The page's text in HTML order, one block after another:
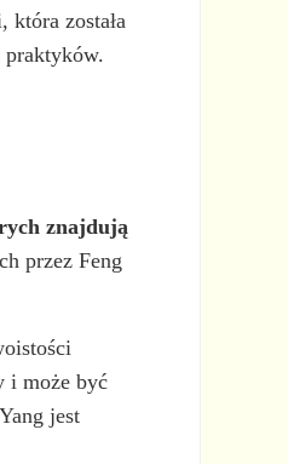
która została
praktyków.
znajdują
przez Feng
i może być
jest